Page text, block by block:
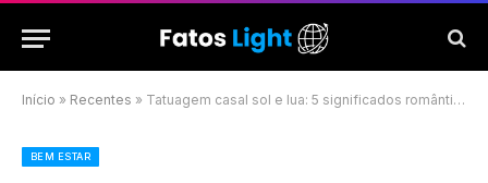
Início » Recentes » Tatuagem casal sol e lua: 5 significados românticos revelados
BEM ESTAR